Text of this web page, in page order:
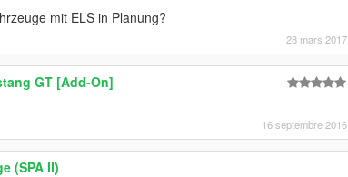
mit ELS in Planung?
28 mars 2017
GT [Add-On]
16 septembre 2016
(SPA II)